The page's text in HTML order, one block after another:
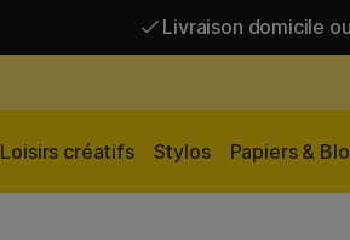
Livraison domicile
Loisirs créatifs Stylos Papiers &